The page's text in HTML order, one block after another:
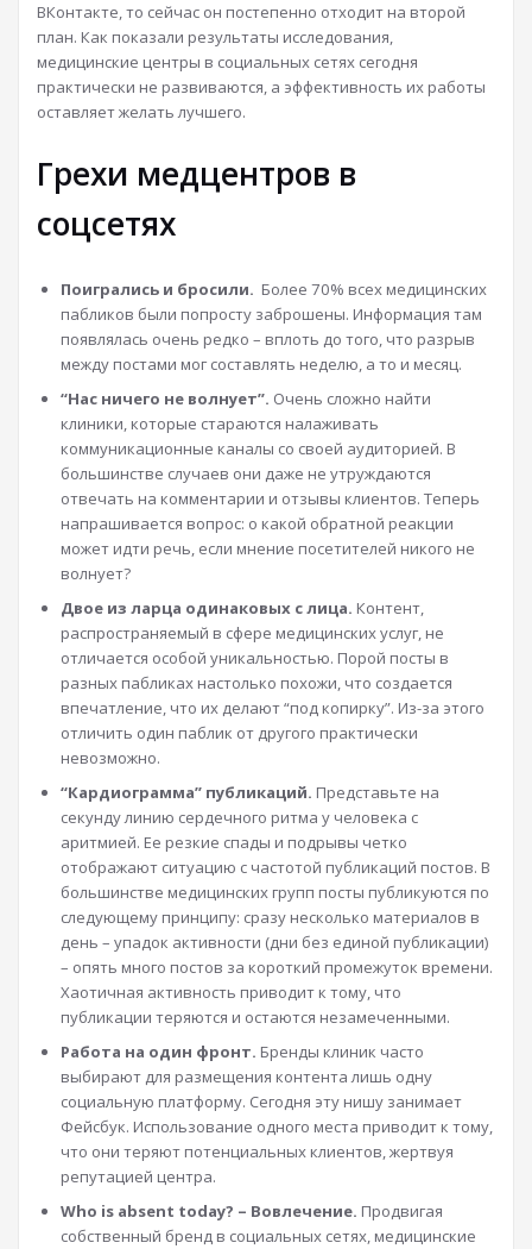
ВКонтакте, то сейчас он постепенно отходит на второй
план. Как показали результаты исследования,
медицинские центры в социальных сетях сегодня
практически не развиваются, а эффективность их работы
оставляет желать лучшего.
Грехи медцентров в
соцсетях
Поигрались и бросили. Более 70% всех медицинских
пабликов были попросту заброшены. Информация там
появлялась очень редко – вплоть до того, что разрыв
между постами мог составлять неделю, а то и месяц.
“Нас ничего не волнует”. Очень сложно найти
клиники, которые стараются налаживать
коммуникационные каналы со своей аудиторией. В
большинстве случаев они даже не утруждаются
отвечать на комментарии и отзывы клиентов. Теперь
напрашивается вопрос: о какой обратной реакции
может идти речь, если мнение посетителей никого не
волнует?
Двое из ларца одинаковых с лица. Контент,
распространяемый в сфере медицинских услуг, не
отличается особой уникальностью. Порой посты в
разных пабликах настолько похожи, что создается
впечатление, что их делают “под копирку”. Из-за этого
отличить один паблик от другого практически
невозможно.
“Кардиограмма” публикаций. Представьте на
секунду линию сердечного ритма у человека с
аритмией. Ее резкие спады и подрывы четко
отображают ситуацию с частотой публикаций постов. В
большинстве медицинских групп посты публикуются по
следующему принципу: сразу несколько материалов в
день – упадок активности (дни без единой публикации)
– опять много постов за короткий промежуток времени.
Хаотичная активность приводит к тому, что
публикации теряются и остаются незамеченными.
Работа на один фронт. Бренды клиник часто
выбирают для размещения контента лишь одну
социальную платформу. Сегодня эту нишу занимает
Фейсбук. Использование одного места приводит к тому,
что они теряют потенциальных клиентов, жертвуя
репутацией центра.
Who is absent today? – Вовлечение. Продвигая
собственный бренд в социальных сетях, медицинские